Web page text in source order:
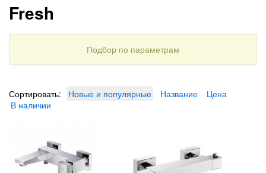
Fresh
Подбор по параметрам
Сортировать: Новые и популярные Название
Цена
В наличии